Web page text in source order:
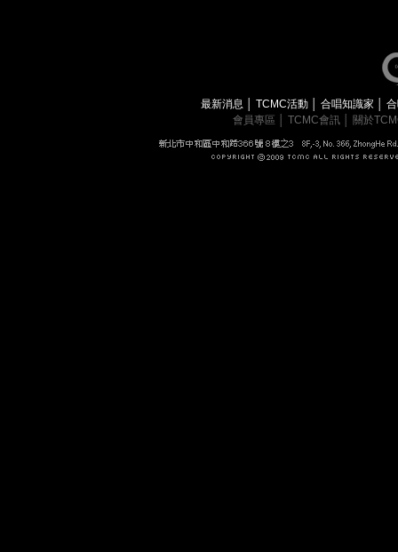
最新消息 TCMC活動 合唱知識家
會員專區
TCMC會訊 關於